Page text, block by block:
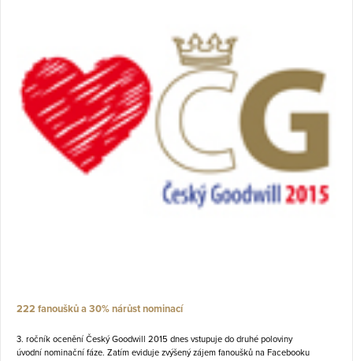
222 fanoušků a 30% nárůst nominací
3. ročník ocenění Český Goodwill 2015 dnes vstupuje do druhé poloviny
úvodní nominační fáze. Zatím eviduje zvýšený zájem fanoušků na Facebooku